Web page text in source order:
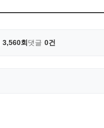
3,560회 댓글 0건